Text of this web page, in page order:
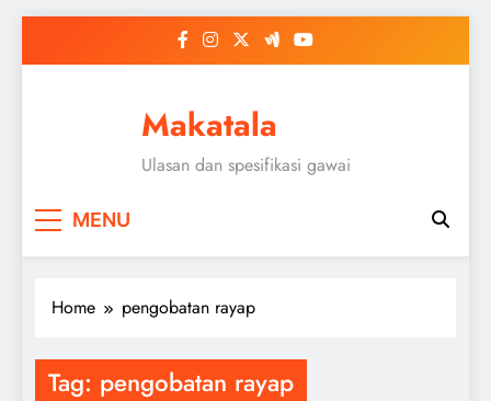
Makatala
Ulasan dan spesifikasi gawai
MENU
Home pengobatan rayap
Tag: pengobatan rayap